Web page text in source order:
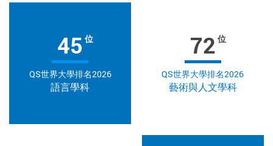
45 位
QS世界大學排名2026
語言學科
72 位
QS世界大學排名2026
藝術與人文學科